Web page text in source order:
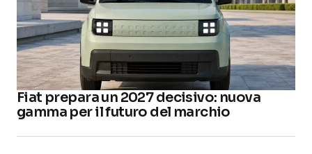
Fiat prepara un 2027 decisivo: nuova
gamma per il futuro del marchio